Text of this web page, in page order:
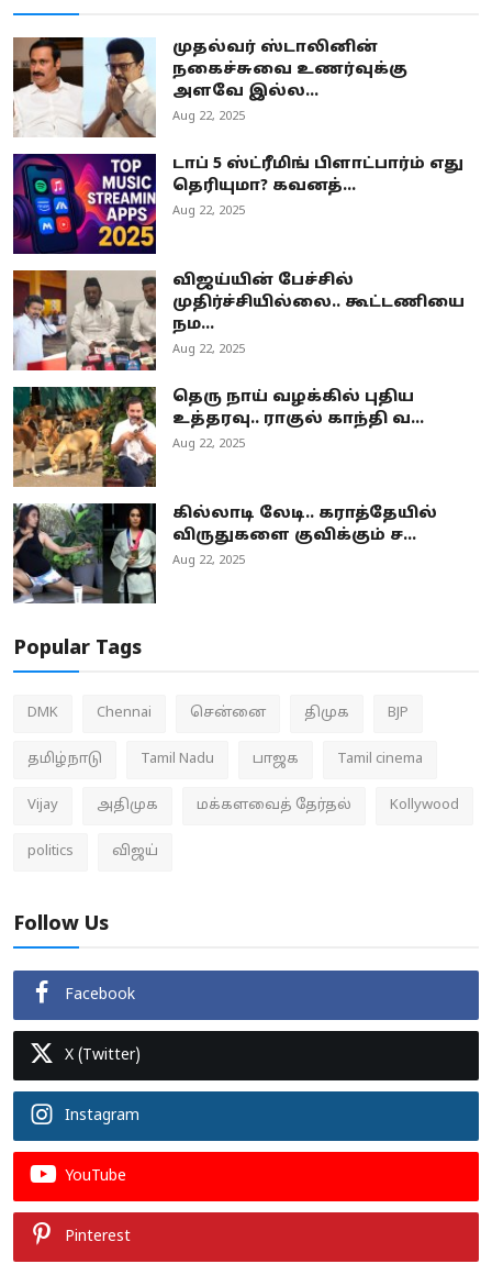
முதல்வர் ஸ்டாலினின்
நகைச்சுவை உணர்வுக்கு
அளவே இல்ல...
Aug 22, 2025
டாப் 5 ஸ்ட்ரீமிங் பிளாட்பார்ம் எது
தெரியுமா? கவனத்...
Aug 22, 2025
விஜய்யின் பேச்சில்
முதிர்ச்சியில்லை.. கூட்டணியை
நம...
Aug 22, 2025
தெரு நாய் வழக்கில் புதிய
உத்தரவு.. ராகுல் காந்தி வ...
Aug 22, 2025
கில்லாடி லேடி.. கராத்தேயில்
விருதுகளை குவிக்கும் ச...
Aug 22, 2025
Popular Tags
DMK Chennai சென்னை திமுக BJP
தமிழ்நாடு Tamil Nadu பாஜக Tamil cinema
Vijay அதிமுக மக்களவைத் தேர்தல் Kollywood
politics விஜய்
Follow Us
Facebook
X (Twitter)
Instagram
YouTube
Pinterest